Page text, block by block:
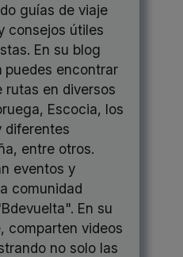
guías de viaje
consejos útiles
En su blog
puedes encontrar
rutas en diversos
Escocia, los
diferentes
entre otros.
eventos y
comunidad
En su
comparten videos
no solo las